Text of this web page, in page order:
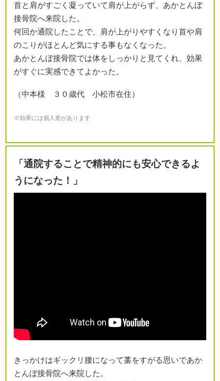
首と肩がすごく凝っていて肩が上がらず、あかとんぼ
接骨院へ来院した。
何回か通院したことで、肩が上がりやすくなり首や肩
のこりがほとんど気にする事もなくなった。
あかとんぼ接骨院では体をしっかりと見てくれ、効果
がすぐに実感できてよかった。
（中本様 ３０歳代 小松市在住）
※効果には個人差があります
「通院することで精神的にも安心できるよ
うになった！」
きっかけはギックリ腰になって藁をすがる思いであか
とんぼ接骨院へ来院した。